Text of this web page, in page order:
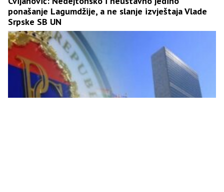
ponašanje Lagumdžije, a ne slanje izvještaja Vlade
Srpske SB UN